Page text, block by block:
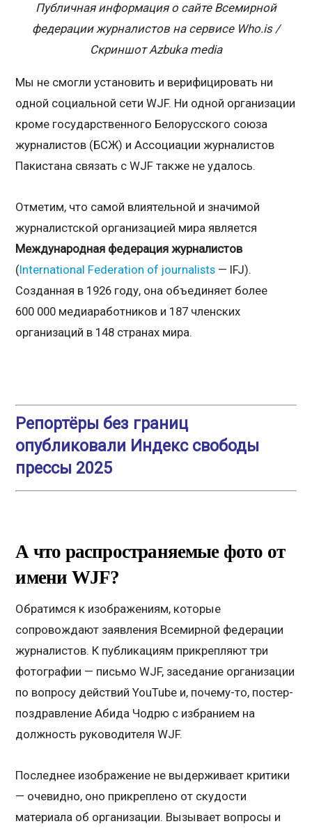
Публичная информация о сайте Всемирной
федерации журналистов на сервисе Who.is /
Скриншот Azbuka media
Мы не смогли установить и верифицировать ни
одной социальной сети WJF. Ни одной организации
кроме государственного Белорусского союза
журналистов (БСЖ) и Ассоциации журналистов
Пакистана связать с WJF также не удалось.
Отметим, что самой влиятельной и значимой
журналистской организацией мира является
Международная федерация журналистов
(International Federation of journalists — IFJ).
Созданная в 1926 году, она объединяет более
600 000 медиаработников и 187 членских
организаций в 148 странах мира.
Репортёры без границ
опубликовали Индекс свободы
прессы 2025
А что распространяемые фото от
имени WJF?
Обратимся к изображениям, которые
сопровождают заявления Всемирной федерации
журналистов. К публикациям прикрепляют три
фотографии — письмо WJF, заседание организации
по вопросу действий YouTube и, почему-то, постер-
поздравление Абида Чодрю с избранием на
должность руководителя WJF.
Последнее изображение не выдерживает критики
— очевидно, оно прикреплено от скудости
материала об организации. Вызывает вопросы и